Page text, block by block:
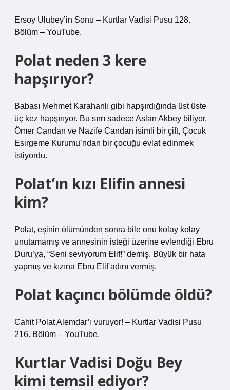
Ersoy Ulubey’in Sonu – Kurtlar Vadisi Pusu 128.
Bölüm – YouTube.
Polat neden 3 kere
hapşırıyor?
Babası Mehmet Karahanlı gibi hapşırdığında üst üste
üç kez hapşırıyor. Bu sırrı sadece Aslan Akbey biliyor.
Ömer Candan ve Nazife Candan isimli bir çift, Çocuk
Esirgeme Kurumu’ndan bir çocuğu evlat edinmek
istiyordu.
Polat’ın kızı Elifin annesi
kim?
Polat, eşinin ölümünden sonra bile onu kolay kolay
unutamamış ve annesinin isteği üzerine evlendiği Ebru
Duru’ya, “Seni seviyorum Elif!” demiş. Büyük bir hata
yapmış ve kızına Ebru Elif adını vermiş.
Polat kaçıncı bölümde öldü?
Cahit Polat Alemdar’ı vuruyor! – Kurtlar Vadisi Pusu
216. Bölüm – YouTube.
Kurtlar Vadisi Doğu Bey
kimi temsil ediyor?